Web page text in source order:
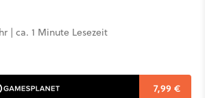
| ca. 1 Minute Lesezeit
7,99 €